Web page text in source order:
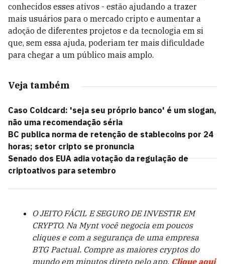
conhecidos esses ativos - estão ajudando a trazer
mais usuários para o mercado cripto e aumentar a
adoção de diferentes projetos e da tecnologia em si
que, sem essa ajuda, poderiam ter mais dificuldade
para chegar a um público mais amplo.
Veja também
Caso Coldcard: 'seja seu próprio banco' é um slogan,
não uma recomendação séria
BC publica norma de retenção de stablecoins por 24
horas; setor cripto se pronuncia
Senado dos EUA adia votação da regulação de
criptoativos para setembro
O JEITO FÁCIL E SEGURO DE INVESTIR EM
CRYPTO. Na Mynt você negocia em poucos
cliques e com a segurança de uma empresa
BTG Pactual. Compre as maiores cryptos do
mundo em minutos direto pelo app. Clique aqui